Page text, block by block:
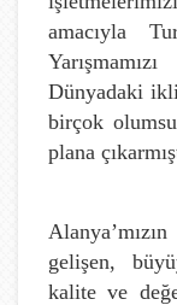
amacıyla
Dünyadaki
birçok
plana
gelişen,
kalite ve